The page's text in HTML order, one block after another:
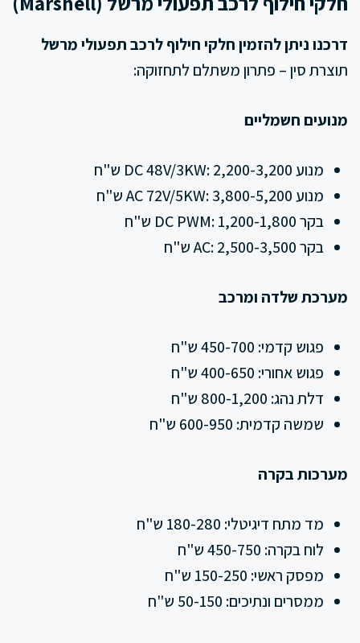
דרכנו ניתן להזמין חלקי חילוף לרכב תפעולי מרשל
תוצרת סין – פתרון משתלם לתחזוקה:
מנועים חשמליים
מנוע DC 48V/3KW: 2,200-3,200 ש"ח
מנוע AC 72V/5KW: 3,800-5,200 ש"ח
בקר DC PWM: 1,200-1,800 ש"ח
בקר AC: 2,500-3,500 ש"ח
מערכת שלדה ומרכב
פגוש קדמי: 450-700 ש"ח
פגוש אחורי: 400-650 ש"ח
דלת נהג: 800-1,200 ש"ח
שמשה קדמית: 600-950 ש"ח
מערכות בקרה
מד מתח דיגיטלי: 180-280 ש"ח
לוח בקרה: 450-750 ש"ח
מפסק ראשי: 150-250 ש"ח
ממסרים ונתיכים: 50-150 ש"ח